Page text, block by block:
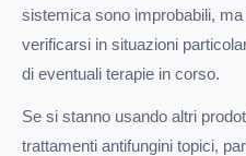
sistemica sono improbabili,
verificarsi in situazioni
di eventuali terapie in corso.
Se si stanno usando altri
trattamenti antifungini topici,